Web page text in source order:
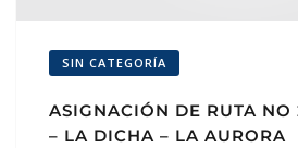
SIN CATEGORÍA
ASIGNACIÓN DE RUTA NO
– LA DICHA – LA AURORA